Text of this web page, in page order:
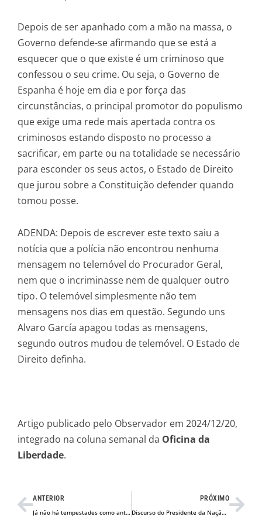
Depois de ser apanhado com a mão na massa, o
Governo defende-se afirmando que se está a
esquecer que o que existe é um criminoso que
confessou o seu crime. Ou seja, o Governo de
Espanha é hoje em dia e por força das
circunstâncias, o principal promotor do populismo
que exige uma rede mais apertada contra os
criminosos estando disposto no processo a
sacrificar, em parte ou na totalidade se necessário
para esconder os seus actos, o Estado de Direito
que jurou sobre a Constituição defender quando
tomou posse.
ADENDA: Depois de escrever este texto saiu a
notícia que a polícia não encontrou nenhuma
mensagem no telemóvel do Procurador Geral,
nem que o incriminasse nem de qualquer outro
tipo. O telemóvel simplesmente não tem
mensagens nos dias em questão. Segundo uns
Alvaro García apagou todas as mensagens,
segundo outros mudou de telemóvel. O Estado de
Direito definha.
Artigo publicado pelo Observador em 2024/12/20,
integrado na coluna semanal da Oficina da
Liberdade.
Prev
ANTERIOR
Já não há tempestades como antigamente
PRÓXIMO
Discurso do Presidente da Nação Argentina, Javier Milei